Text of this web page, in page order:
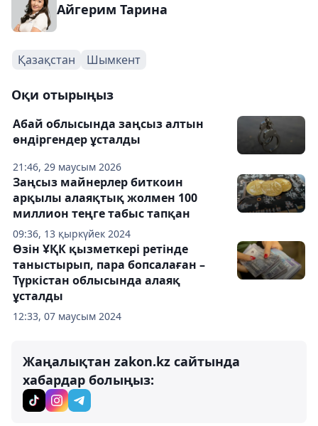
Айгерим Тарина
Қазақстан Шымкент
Оқи отырыңыз
21:46, 29 маусым 2026
Абай облысында заңсыз алтын
өндіргендер ұсталды
09:36, 13 қыркүйек 2024
Заңсыз майнерлер биткоин
арқылы алаяқтық жолмен 100
миллион теңге табыс тапқан
12:33, 07 маусым 2024
Өзін ҰҚК қызметкері ретінде
таныстырып, пара бопсалаған –
Түркістан облысында алаяқ
ұсталды
Жаңалықтан zakon.kz сайтында
хабардар болыңыз: